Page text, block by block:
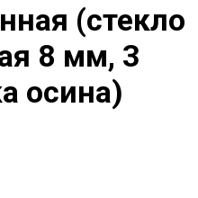
(стекло
8 мм, 3
осина)